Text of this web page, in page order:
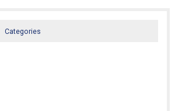
Categories